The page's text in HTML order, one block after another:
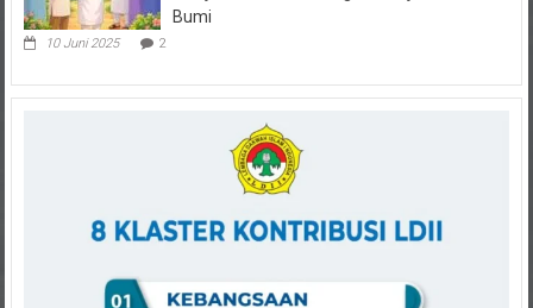
10 Juni 2025 2